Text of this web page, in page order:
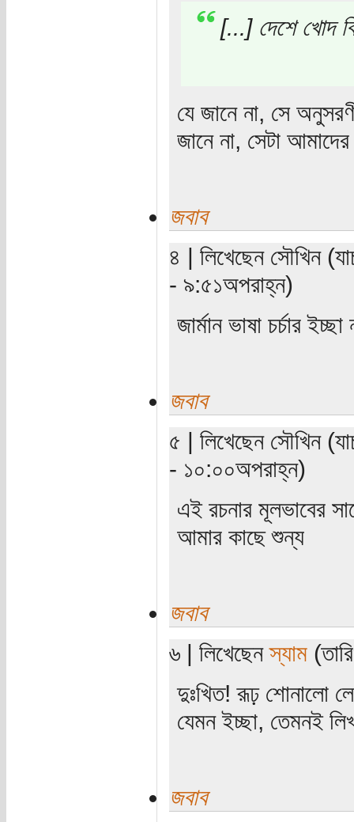
[...] দেশে খোদ
যে জানে না, সে
জানে না, সেটা আমাদের
জবাব
৪ | লিখেছেন সৌখিন
- ৯:৫১অপরাহ্ন)
জার্মান ভাষা চর্চার ইচ্ছা
জবাব
৫ | লিখেছেন সৌখিন
- ১০:০০অপরাহ্ন)
এই রচনার মূলভাবের
আমার কাছে শুন্য
জবাব
৬ | লিখেছেনস্যাম
দুঃখিত! রূঢ় শোনালো
যেমন ইচ্ছা, তেমনই
জবাব